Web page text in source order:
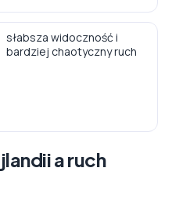
słabsza widoczność i
bardziej chaotyczny ruch
a ruch